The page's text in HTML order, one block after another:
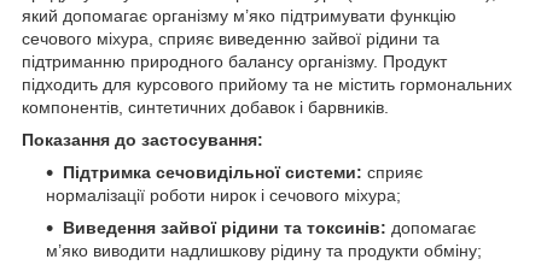
який допомагає організму м’яко підтримувати функцію
сечового міхура, сприяє виведенню зайвої рідини та
підтриманню природного балансу організму. Продукт
підходить для курсового прийому та не містить гормональних
компонентів, синтетичних добавок і барвників.
Показання до застосування:
Підтримка сечовидільної системи: сприяє
нормалізації роботи нирок і сечового міхура;
Виведення зайвої рідини та токсинів: допомагає
м’яко виводити надлишкову рідину та продукти обміну;